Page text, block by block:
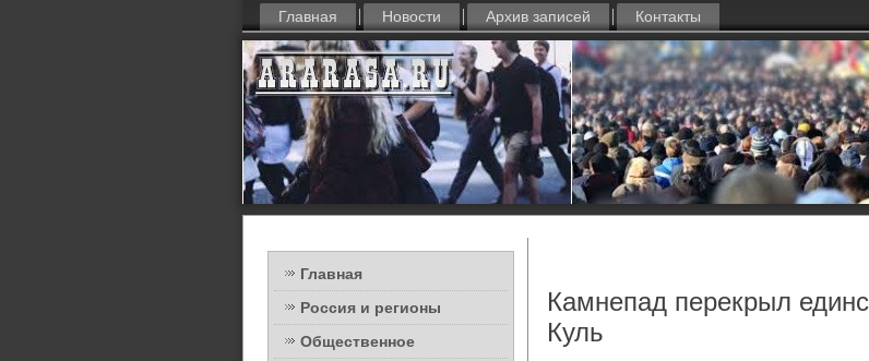
Главная Новости Архив записей Контакты
Главная
Россия и регионы
Общественное
Камнепад перекрыл
Куль